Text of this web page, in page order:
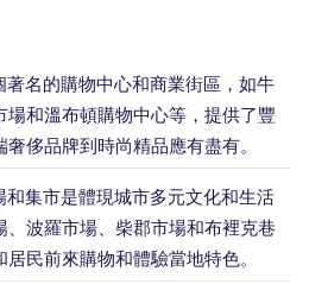
著名的購物中心和商業街區，如牛
和溫布頓購物中心等，提供了豐
侈品牌到時尚精品應有盡有。
和集市是體現城市多元文化和生活
波羅市場、柴郡市場和布裡克巷
民前來購物和體驗當地特色。